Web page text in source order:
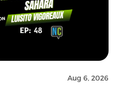
Aug 6, 2026